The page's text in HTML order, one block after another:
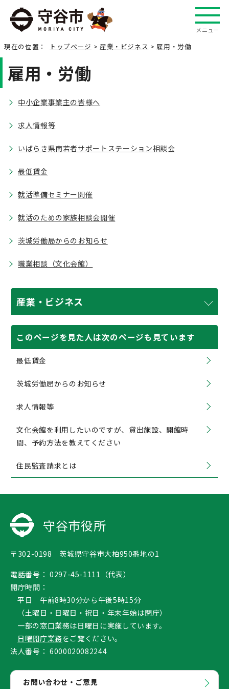
メニュー
現在の位置： トップページ > 産業・ビジネス > 雇用・労働
雇用・労働
中小企業事業主の皆様へ
求人情報等
いばらき県南若者サポートステーション相談会
最低賃金
就活準備セミナー開催
就活のための家族相談会開催
茨城労働局からのお知らせ
職業相談（文化会館）
産業・ビジネス
このページを見た人は次のページも見ています
最低賃金
茨城労働局からのお知らせ
求人情報等
文化会館を利用したいのですが、貸出施設、開館時
間、予約方法を教えてください
住民監査請求とは
守谷市役所
〒302-0198 茨城県守谷市大柏950番地の1
電話番号： 0297-45-1111（代表）
開庁時間：
平日 午前8時30分から午後5時15分
（土曜日・日曜日・祝日・年末年始は閉庁）
一部の窓口業務は日曜日に実施しています。
日曜開庁業務をご覧ください。
法人番号： 6000020082244
お問い合わせ・ご意見